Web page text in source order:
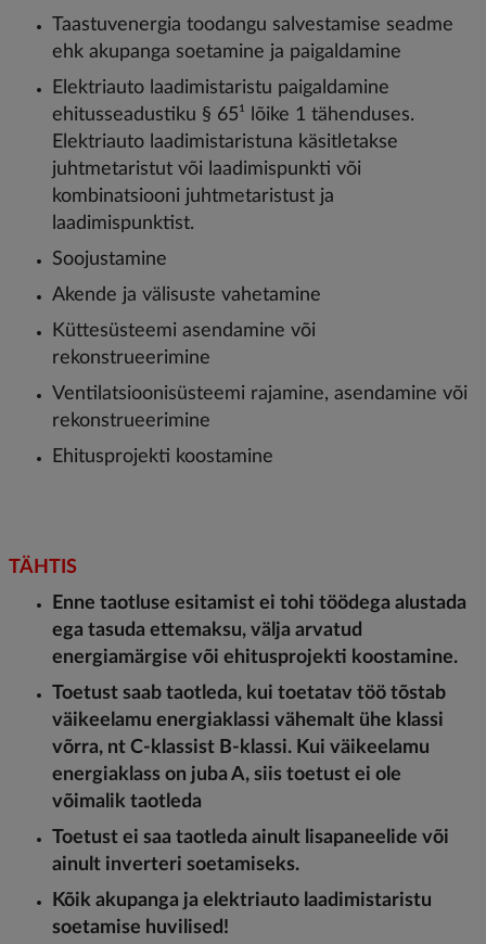
Taastuvenergia toodangu salvestamise seadme
ehk akupanga soetamine ja paigaldamine
Elektriauto laadimistaristu paigaldamine
ehitusseadustiku § 65¹ lõike 1 tähenduses.
Elektriauto laadimistaristuna käsitletakse
juhtmetaristut või laadimispunkti või
kombinatsiooni juhtmetaristust ja
laadimispunktist.
Soojustamine
Akende ja välisuste vahetamine
Küttesüsteemi asendamine või
rekonstrueerimine
Ventilatsioonisüsteemi rajamine, asendamine või
rekonstrueerimine
Ehitusprojekti koostamine
TÄHTIS
Enne taotluse esitamist ei tohi töödega alustada
ega tasuda ettemaksu, välja arvatud
energiamärgise või ehitusprojekti koostamine.
Toetust saab taotleda, kui toetatav töö tõstab
väikeelamu energiaklassi vähemalt ühe klassi
võrra, nt C-klassist B-klassi. Kui väikeelamu
energiaklass on juba A, siis toetust ei ole
võimalik taotleda
Toetust ei saa taotleda ainult lisapaneelide või
ainult inverteri soetamiseks.
Kõik akupanga ja elektriauto laadimistaristu
soetamise huvilised!